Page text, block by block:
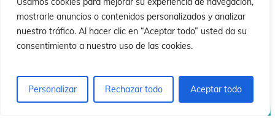
mostrarle anuncios o contenidos personalizados y analizar
nuestro tráfico. Al hacer clic en “Aceptar todo” usted da su
consentimiento a nuestro uso de las cookies.
Personalizar Rechazar todo Aceptar todo